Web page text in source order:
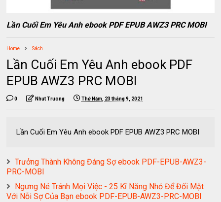
Lần Cuối Em Yêu Anh ebook PDF EPUB AWZ3 PRC MOBI
Home Sách
Lần Cuối Em Yêu Anh ebook PDF
EPUB AWZ3 PRC MOBI
0 Nhut Truong Thứ Năm, 23 tháng 9, 2021
Lần Cuối Em Yêu Anh ebook PDF EPUB AWZ3 PRC MOBI
Trưởng Thành Không Đáng Sợ ebook PDF-EPUB-AWZ3-
PRC-MOBI
Ngưng Né Tránh Mọi Việc - 25 Kĩ Năng Nhỏ Để Đối Mặt
Với Nỗi Sợ Của Bạn ebook PDF-EPUB-AWZ3-PRC-MOBI